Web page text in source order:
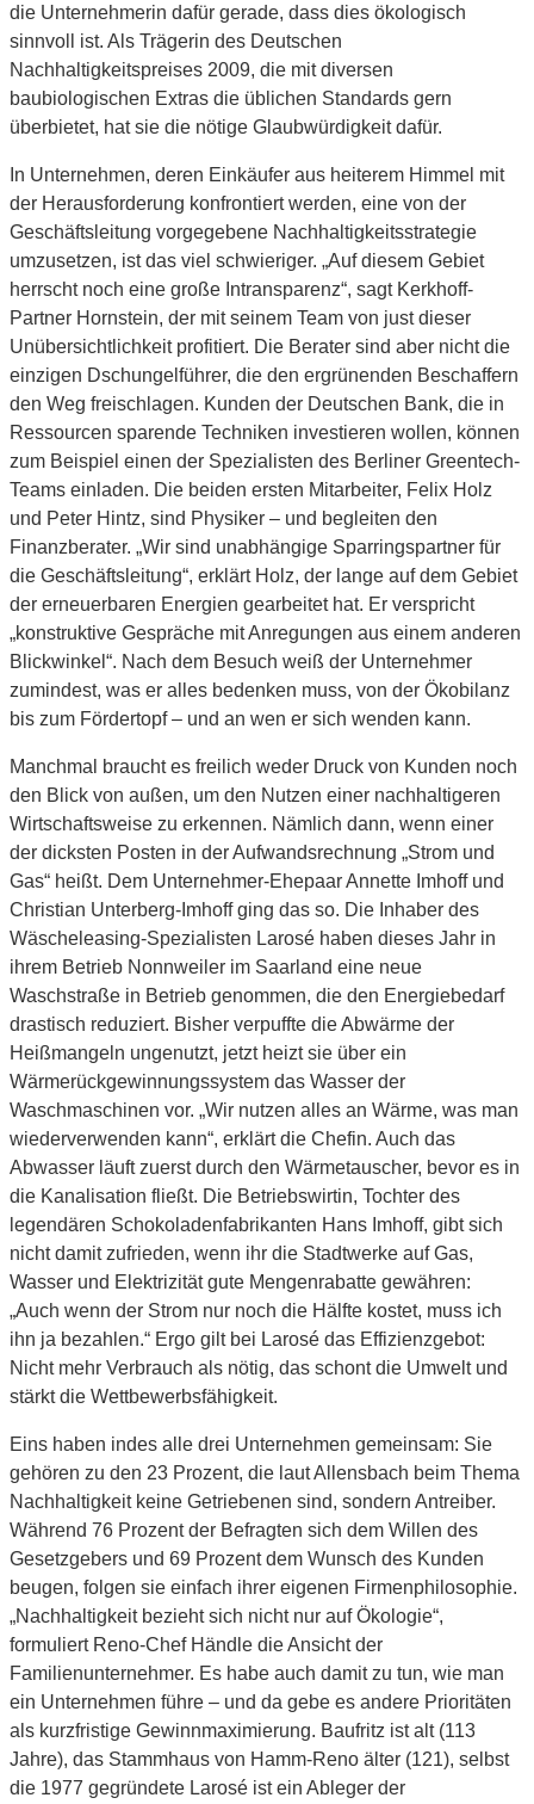
die Unternehmerin dafür gerade, dass dies ökologisch
sinnvoll ist. Als Trägerin des Deutschen
Nachhaltigkeitspreises 2009, die mit diversen
baubiologischen Extras die üblichen Standards gern
überbietet, hat sie die nötige Glaubwürdigkeit dafür.
In Unternehmen, deren Einkäufer aus heiterem Himmel mit
der Herausforderung konfrontiert werden, eine von der
Geschäftsleitung vorgegebene Nachhaltigkeitsstrategie
umzusetzen, ist das viel schwieriger. „Auf diesem Gebiet
herrscht noch eine große Intransparenz“, sagt Kerkhoff-
Partner Hornstein, der mit seinem Team von just dieser
Unübersichtlichkeit profitiert. Die Berater sind aber nicht die
einzigen Dschungelführer, die den ergrünenden Beschaffern
den Weg freischlagen. Kunden der Deutschen Bank, die in
Ressourcen sparende Techniken investieren wollen, können
zum Beispiel einen der Spezialisten des Berliner Greentech-
Teams einladen. Die beiden ersten Mitarbeiter, Felix Holz
und Peter Hintz, sind Physiker – und begleiten den
Finanzberater. „Wir sind unabhängige Sparringspartner für
die Geschäftsleitung“, erklärt Holz, der lange auf dem Gebiet
der erneuerbaren Energien gearbeitet hat. Er verspricht
„konstruktive Gespräche mit Anregungen aus einem anderen
Blickwinkel“. Nach dem Besuch weiß der Unternehmer
zumindest, was er alles bedenken muss, von der Ökobilanz
bis zum Fördertopf – und an wen er sich wenden kann.
Manchmal braucht es freilich weder Druck von Kunden noch
den Blick von außen, um den Nutzen einer nachhaltigeren
Wirtschaftsweise zu erkennen. Nämlich dann, wenn einer
der dicksten Posten in der Aufwandsrechnung „Strom und
Gas“ heißt. Dem Unternehmer-Ehepaar Annette Imhoff und
Christian Unterberg-Imhoff ging das so. Die Inhaber des
Wäscheleasing-Spezialisten Larosé haben dieses Jahr in
ihrem Betrieb Nonnweiler im Saarland eine neue
Waschstraße in Betrieb genommen, die den Energiebedarf
drastisch reduziert. Bisher verpuffte die Abwärme der
Heißmangeln ungenutzt, jetzt heizt sie über ein
Wärmerückgewinnungssystem das Wasser der
Waschmaschinen vor. „Wir nutzen alles an Wärme, was man
wiederverwenden kann“, erklärt die Chefin. Auch das
Abwasser läuft zuerst durch den Wärmetauscher, bevor es in
die Kanalisation fließt. Die Betriebswirtin, Tochter des
legendären Schokoladenfabrikanten Hans Imhoff, gibt sich
nicht damit zufrieden, wenn ihr die Stadtwerke auf Gas,
Wasser und Elektrizität gute Mengenrabatte gewähren:
„Auch wenn der Strom nur noch die Hälfte kostet, muss ich
ihn ja bezahlen.“ Ergo gilt bei Larosé das Effizienzgebot:
Nicht mehr Verbrauch als nötig, das schont die Umwelt und
stärkt die Wettbewerbsfähigkeit.
Eins haben indes alle drei Unternehmen gemeinsam: Sie
gehören zu den 23 Prozent, die laut Allensbach beim Thema
Nachhaltigkeit keine Getriebenen sind, sondern Antreiber.
Während 76 Prozent der Befragten sich dem Willen des
Gesetzgebers und 69 Prozent dem Wunsch des Kunden
beugen, folgen sie einfach ihrer eigenen Firmenphilosophie.
„Nachhaltigkeit bezieht sich nicht nur auf Ökologie“,
formuliert Reno-Chef Händle die Ansicht der
Familienunternehmer. Es habe auch damit zu tun, wie man
ein Unternehmen führe – und da gebe es andere Prioritäten
als kurzfristige Gewinnmaximierung. Baufritz ist alt (113
Jahre), das Stammhaus von Hamm-Reno älter (121), selbst
die 1977 gegründete Larosé ist ein Ableger der